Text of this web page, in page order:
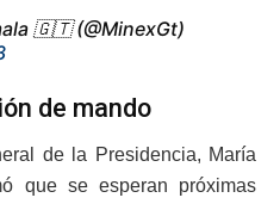
🇬🇹 (@MinexGt)
de mando
de la Presidencia, María
que se esperan próximas